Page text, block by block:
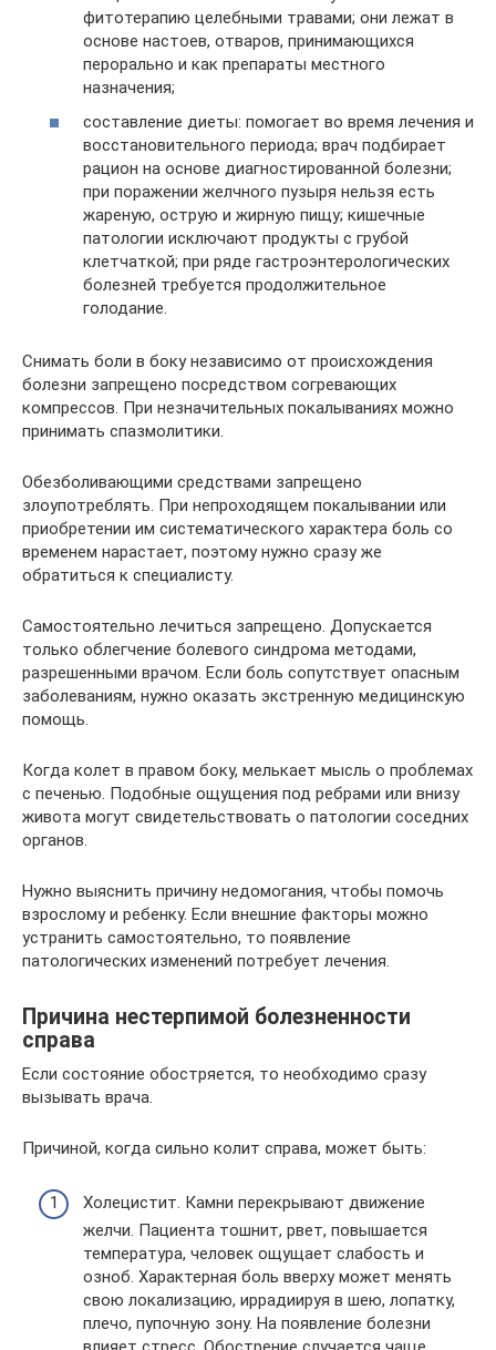
фитотерапию целебными травами; они лежат в
основе настоев, отваров, принимающихся
перорально и как препараты местного
назначения;
составление диеты: помогает во время лечения и
восстановительного периода; врач подбирает
рацион на основе диагностированной болезни;
при поражении желчного пузыря нельзя есть
жареную, острую и жирную пищу; кишечные
патологии исключают продукты с грубой
клетчаткой; при ряде гастроэнтерологических
болезней требуется продолжительное
голодание.
Снимать боли в боку независимо от происхождения
болезни запрещено посредством согревающих
компрессов. При незначительных покалываниях можно
принимать спазмолитики.
Обезболивающими средствами запрещено
злоупотреблять. При непроходящем покалывании или
приобретении им систематического характера боль со
временем нарастает, поэтому нужно сразу же
обратиться к специалисту.
Самостоятельно лечиться запрещено. Допускается
только облегчение болевого синдрома методами,
разрешенными врачом. Если боль сопутствует опасным
заболеваниям, нужно оказать экстренную медицинскую
помощь.
Когда колет в правом боку, мелькает мысль о проблемах
с печенью. Подобные ощущения под ребрами или внизу
живота могут свидетельствовать о патологии соседних
органов.
Нужно выяснить причину недомогания, чтобы помочь
взрослому и ребенку. Если внешние факторы можно
устранить самостоятельно, то появление
патологических изменений потребует лечения.
Причина нестерпимой болезненности
справа
Если состояние обостряется, то необходимо сразу
вызывать врача.
Причиной, когда сильно колит справа, может быть:
Холецистит. Камни перекрывают движение
желчи. Пациента тошнит, рвет, повышается
температура, человек ощущает слабость и
озноб. Характерная боль вверху может менять
свою локализацию, иррадиируя в шею, лопатку,
плечо, пупочную зону. На появление болезни